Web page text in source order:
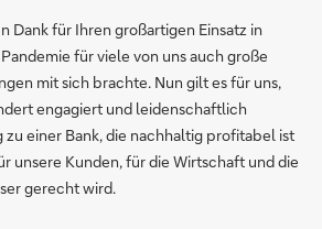
Dank für Ihren großartigen Einsatz in
für viele von uns auch große
mit sich brachte. Nun gilt es für uns,
engagiert und leidenschaftlich
zu einer Bank, die nachhaltig profitabel ist
unsere Kunden, für die Wirtschaft und die
gerecht wird.